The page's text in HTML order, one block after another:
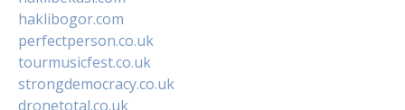
haklibogor.com
perfectperson.co.uk
tourmusicfest.co.uk
strongdemocracy.co.uk
dronetotal.co.uk